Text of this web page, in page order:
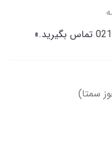
تماس بگیرید.»
سمتا)